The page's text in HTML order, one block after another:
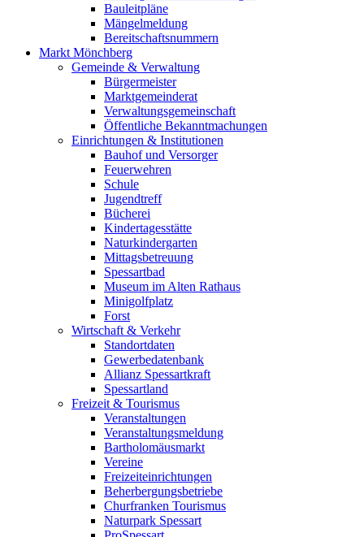
Bauleitpläne
Mängelmeldung
Bereitschaftsnummern
Markt Mönchberg
Gemeinde & Verwaltung
Bürgermeister
Marktgemeinderat
Verwaltungsgemeinschaft
Öffentliche Bekanntmachungen
Einrichtungen & Institutionen
Bauhof und Versorger
Feuerwehren
Schule
Jugendtreff
Bücherei
Kindertagesstätte
Naturkindergarten
Mittagsbetreuung
Spessartbad
Museum im Alten Rathaus
Minigolfplatz
Forst
Wirtschaft & Verkehr
Standortdaten
Gewerbedatenbank
Allianz Spessartkraft
Spessartland
Freizeit & Tourismus
Veranstaltungen
Veranstaltungsmeldung
Bartholomäusmarkt
Vereine
Freizeiteinrichtungen
Beherbergungsbetriebe
Churfranken Tourismus
Naturpark Spessart